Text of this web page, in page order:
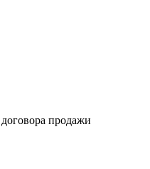
продажи